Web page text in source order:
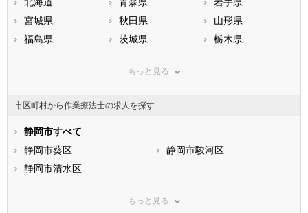
宮城県
秋田県
山形県
福島県
茨城県
栃木県
神奈川県
石川県
福井県
静岡県
滋賀県
大阪府
兵庫県
山口県
もっと見る
市区町村から作業療法士の求人を探す
静岡市すべて
静岡市葵区
静岡市駿河区
静岡市清水区
浜松市浜名区
もっと見る